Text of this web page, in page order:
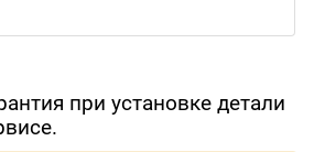
при установке детали